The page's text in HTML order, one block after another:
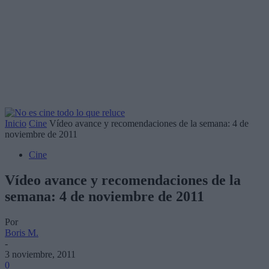
Inicio Cine Vídeo avance y recomendaciones de la semana: 4 de
noviembre de 2011
Cine
Vídeo avance y recomendaciones de la
semana: 4 de noviembre de 2011
Por
Boris M.
-
3 noviembre, 2011
0